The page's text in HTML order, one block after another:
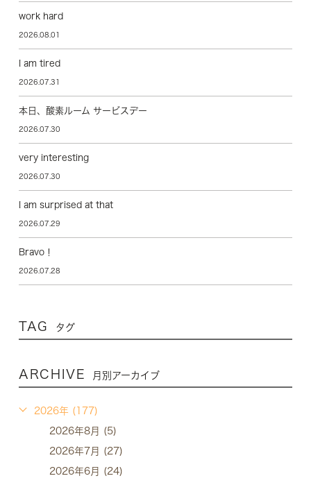
work hard
2026.08.01
I am tired
2026.07.31
本日、酸素ルーム サービスデー
2026.07.30
very interesting
2026.07.30
I am surprised at that
2026.07.29
Bravo！
2026.07.28
TAG タグ
ARCHIVE 月別アーカイブ
2026年 (177)
2026年8月 (5)
2026年7月 (27)
2026年6月 (24)